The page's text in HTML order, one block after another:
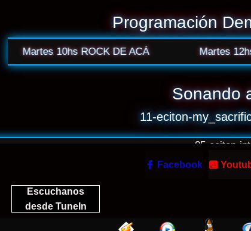
Programación
Martes 10hs ROCK DE ACÁ Martes 12hs
Sonando
11-eciton-
05-eciton-
 Facebook 
Escuchanos
desde TuneIn